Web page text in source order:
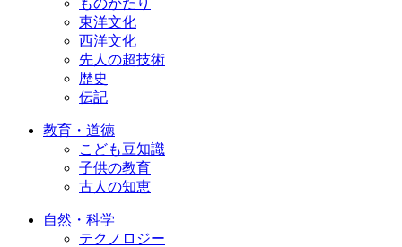
ものがたり
東洋文化
西洋文化
先人の超技術
歴史
伝記
教育・道徳
こども豆知識
子供の教育
古人の知恵
自然・科学
テクノロジー